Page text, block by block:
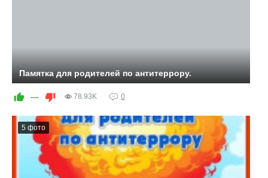
Памятка для родителей по антитеррору.
— 78.93K 0
5 фото